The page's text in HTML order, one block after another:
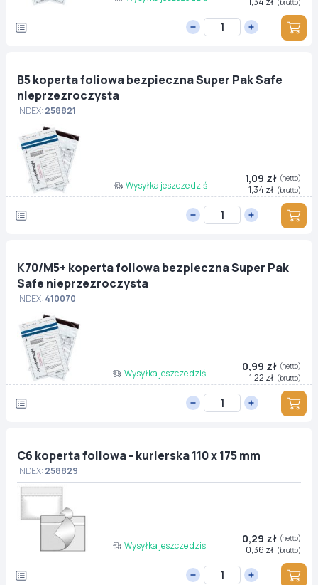
(brutto)
B5 koperta foliowa bezpieczna Super Pak Safe
nieprzezroczysta
INDEX:258821
Wysyłka jeszcze dziś
1,09 zł (netto)
1,34 zł (brutto)
K70/M5+ koperta foliowa bezpieczna Super Pak
Safe nieprzezroczysta
INDEX:410070
Wysyłka jeszcze dziś
0,99 zł (netto)
1,22 zł (brutto)
C6 koperta foliowa - kurierska 110 x 175 mm
INDEX:258829
Wysyłka jeszcze dziś
0,29 zł (netto)
0,36 zł (brutto)